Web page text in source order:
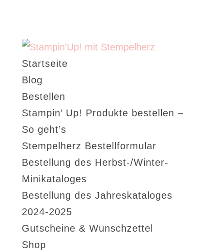
Startseite
Blog
Bestellen
Stampin’ Up! Produkte bestellen –
So geht’s
Stempelherz Bestellformular
Bestellung des Herbst-/Winter-
Minikataloges
Bestellung des Jahreskataloges
2024-2025
Gutscheine & Wunschzettel
Shop